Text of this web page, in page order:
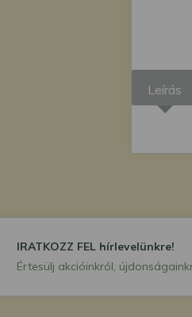
Leírás
IRATKOZZ FEL hírlevelünkre!
Értesülj akcióinkról,